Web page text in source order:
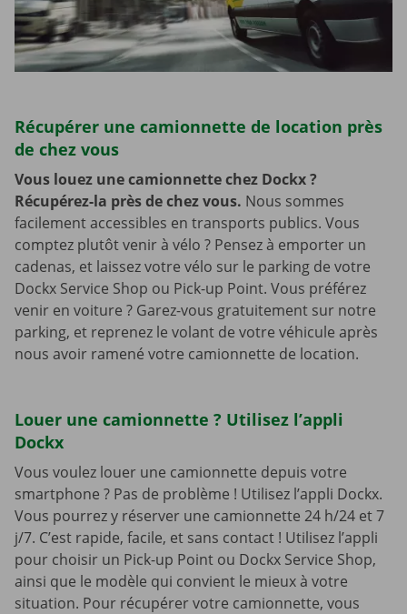
Récupérer une camionnette de location près
de chez vous
Vous louez une camionnette chez Dockx ?
Récupérez-la près de chez vous. Nous sommes
facilement accessibles en transports publics. Vous
comptez plutôt venir à vélo ? Pensez à emporter un
cadenas, et laissez votre vélo sur le parking de votre
Dockx Service Shop ou Pick-up Point. Vous préférez
venir en voiture ? Garez-vous gratuitement sur notre
parking, et reprenez le volant de votre véhicule après
nous avoir ramené votre camionnette de location.
Louer une camionnette ? Utilisez l’appli
Dockx
Vous voulez louer une camionnette depuis votre
smartphone ? Pas de problème ! Utilisez l’appli Dockx.
Vous pourrez y réserver une camionnette 24 h/24 et 7
j/7. C’est rapide, facile, et sans contact ! Utilisez l’appli
pour choisir un Pick-up Point ou Dockx Service Shop,
ainsi que le modèle qui convient le mieux à votre
situation. Pour récupérer votre camionnette, vous